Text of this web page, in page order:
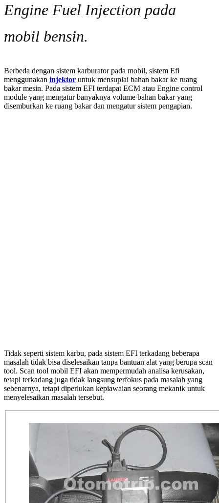
Engine Fuel Injection pada
mobil bensin.
Berbeda dengan sistem karburator pada mobil, sistem Efi
menggunakan injektor untuk mensuplai bahan bakar ke ruang
bakar mesin. Pada sistem EFI terdapat ECM atau Engine control
module yang mengatur banyaknya volume bahan bakar yang
disemburkan ke ruang bakar dan mengatur sistem pengapian.
Tidak seperti sistem karbu, pada sistem EFI terkadang beberapa
masalah tidak bisa diselesaikan tanpa bantuan alat yang berupa scan
tool. Scan tool mobil EFI akan mempermudah analisa kerusakan,
tetapi terkadang juga tidak langsung terfokus pada masalah yang
sebenarnya, tetapi diperlukan kepiawaian seorang mekanik untuk
menyelesaikan masalah tersebut.